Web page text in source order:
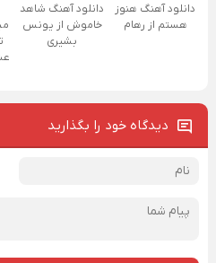
دانلود آهنگ هنوز
هستم از رهام
دانلود آهنگ شاهد
خاموش از یونس
بشیری
دیدگاه خود را بگذارید